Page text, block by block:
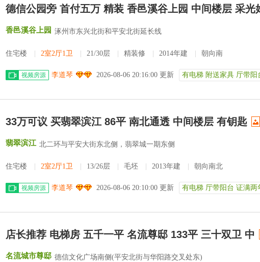
德信公园旁 首付五万 精装 香邑溪谷上园 中间楼层 采光
香邑溪谷上园 涿州市东兴北街和平安北街延长线
住宅楼 2室2厅1卫 21/30层 精装修 2014年建 朝向南
视频房源 李道琴 2026-08-06 20:16:00 更新 有电梯 附送家具 厅带阳
33万可议 买翡翠滨江 86平 南北通透 中间楼层 有钥匙
翡翠滨江 北二环与平安大街东北侧，翡翠城一期东侧
住宅楼 2室2厅1卫 13/26层 毛坯 2013年建 朝向南北
视频房源 李道琴 2026-08-06 20:10:00 更新 有电梯 厅带阳台 证满两
店长推荐 电梯房 五千一平 名流尊邸 133平 三十双卫 中
名流城市尊邸 德信文化广场南侧(平安北街与华阳路交叉处东)